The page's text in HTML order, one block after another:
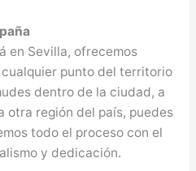
en Sevilla, ofrecemos
punto del territorio
dentro de la ciudad, a
otra región del país, puedes
todo el proceso con el
y dedicación.